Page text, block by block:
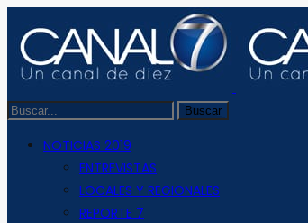
NOTICIAS 2019
ENTREVISTAS
LOCALES Y REGIONALES
REPORTE 7